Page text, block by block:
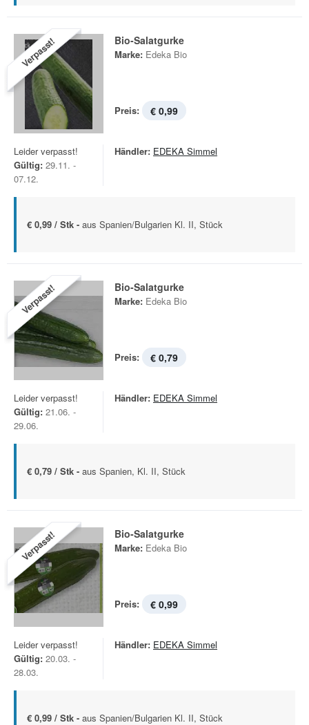
Verpasst! Bio-Salatgurke
Marke: Edeka Bio
Preis: € 0,99
Leider verpasst!
Gültig: 29.11. -
07.12.
Händler: EDEKA Simmel
€ 0,99 / Stk - aus Spanien/Bulgarien Kl. II, Stück
Verpasst! Bio-Salatgurke
Marke: Edeka Bio
Preis: € 0,79
Leider verpasst!
Gültig: 21.06. -
29.06.
Händler: EDEKA Simmel
€ 0,79 / Stk - aus Spanien, Kl. II, Stück
Verpasst! Bio-Salatgurke
Marke: Edeka Bio
Preis: € 0,99
Leider verpasst!
Gültig: 20.03. -
28.03.
Händler: EDEKA Simmel
€ 0,99 / Stk - aus Spanien/Bulgarien Kl. II, Stück